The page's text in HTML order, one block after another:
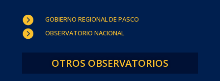
 GOBIERNO REGIONAL DE PASCO
 OBSERVATORIO NACIONAL
OTROS OBSERVATORIOS